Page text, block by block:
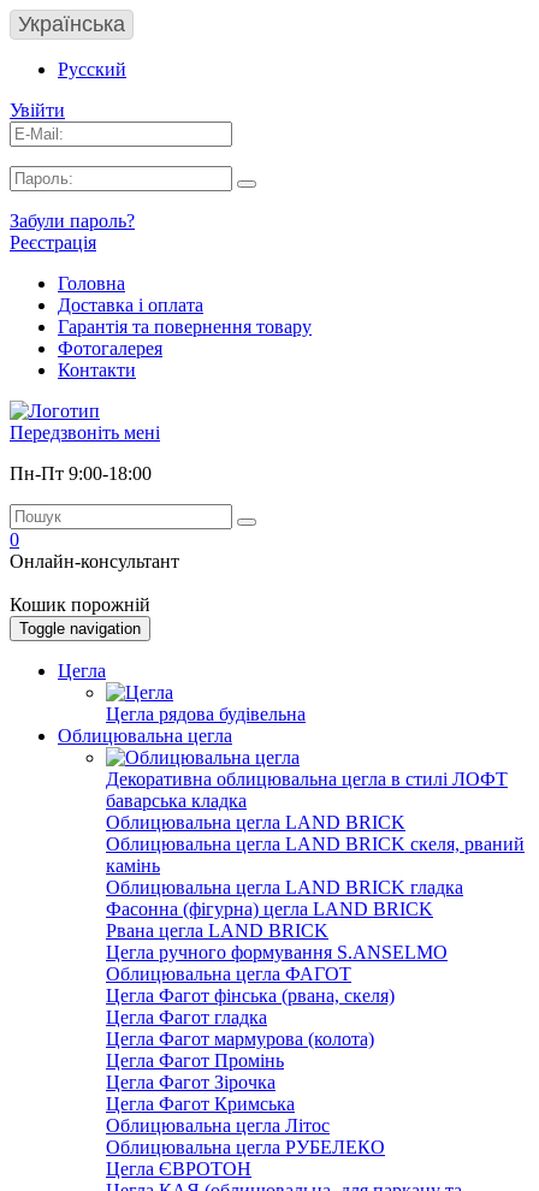
Українська
Русский
Увійти
Забули пароль?
Реєстрація
Головна
Доставка і оплата
Гарантія та повернення товару
Фотогалерея
Контакти
Передзвоніть мені
Пн-Пт 9:00-18:00
0
Онлайн-консультант
Кошик порожній
Toggle navigation
Цегла
Цегла рядова будівельна
Облицювальна цегла
Декоративна облицювальна цегла в стилі ЛОФТ
баварська кладка
Облицювальна цегла LAND BRICK
Облицювальна цегла LAND BRICK скеля, рваний
камінь
Облицювальна цегла LAND BRICK гладка
Фасонна (фігурна) цегла LAND BRICK
Рвана цегла LAND BRICK
Цегла ручного формування S.ANSELMO
Облицювальна цегла ФАГОТ
Цегла Фагот фінська (рвана, скеля)
Цегла Фагот гладка
Цегла Фагот мармурова (колота)
Цегла Фагот Промінь
Цегла Фагот Зірочка
Цегла Фагот Кримська
Облицювальна цегла Літос
Облицювальна цегла РУБЕЛЕКО
Цегла ЄВРОТОН